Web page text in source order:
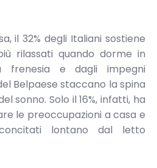
il 32% degli Italiani sostiene
rilassati quando dorme in
frenesia e dagli impegni
Belpaese staccano la spina
sonno. Solo il 16%, infatti, ha
le preoccupazioni a casa e
lontano dal letto